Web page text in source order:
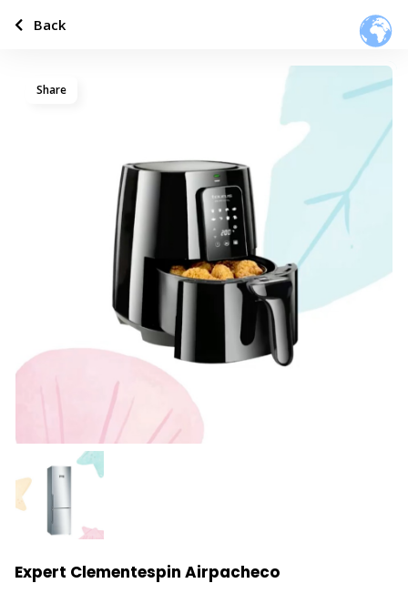
Share
Expert Clementespin Airpacheco
Back